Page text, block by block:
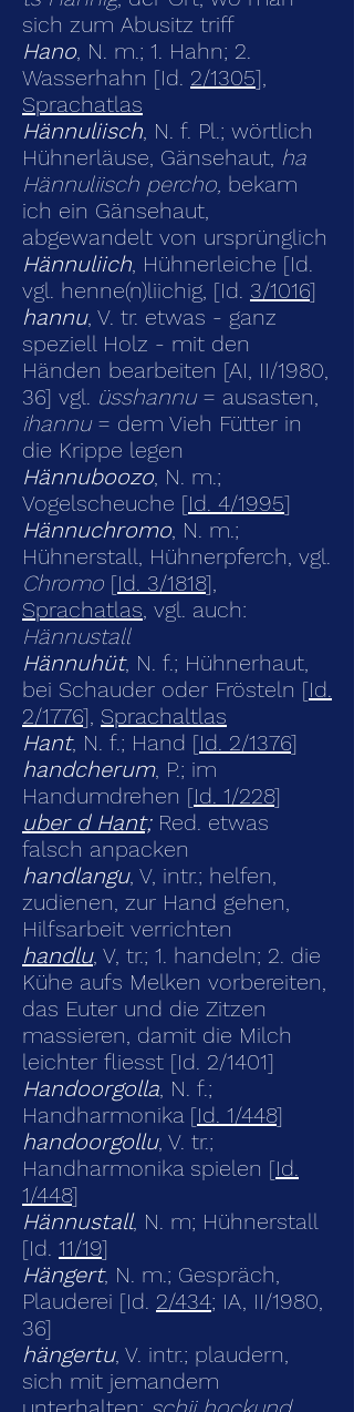
sich zum Abusitz triff
Hano, N. m.; 1. Hahn; 2.
Wasserhahn [Id. 2/1305],
Sprachatlas
Hännuliisch, N. f. Pl.; wörtlich
Hühnerläuse, Gänsehaut, ha
Hännuliisch percho, bekam
ich ein Gänsehaut,
abgewandelt von ursprünglich
Hännuliich, Hühnerleiche [Id.
vgl. henne(n)liichig, [Id. 3/1016]
hannu, V. tr. etwas - ganz
speziell Holz - mit den
Händen bearbeiten [AI, II/1980,
36] vgl. üsshannu = ausasten,
ihannu = dem Vieh Fütter in
die Krippe legen
Hännuboozo, N. m.;
Vogelscheuche [Id. 4/1995]
Hännuchromo, N. m.;
Hühnerstall, Hühnerpferch, vgl.
Chromo [Id. 3/1818],
Sprachatlas, vgl. auch:
Hännustall
Hännuhüt, N. f.; Hühnerhaut,
bei Schauder oder Frösteln [Id.
2/1776], Sprachaltlas
Hant, N. f.; Hand [Id. 2/1376]
handcherum, P.; im
Handumdrehen [Id. 1/228]
uber d Hant; Red. etwas
falsch anpacken
handlangu, V, intr.; helfen,
zudienen, zur Hand gehen,
Hilfsarbeit verrichten
handlu, V, tr.; 1. handeln; 2. die
Kühe aufs Melken vorbereiten,
das Euter und die Zitzen
massieren, damit die Milch
leichter fliesst [Id. 2/1401]
Handoorgolla, N. f.;
Handharmonika [Id. 1/448]
handoorgollu, V. tr.;
Handharmonika spielen [Id.
1/448]
Hännustall, N. m; Hühnerstall
[Id. 11/19]
Hängert, N. m.; Gespräch,
Plauderei [Id. 2/434; IA, II/1980,
36]
hängertu, V. intr.; plaudern,
sich mit jemandem